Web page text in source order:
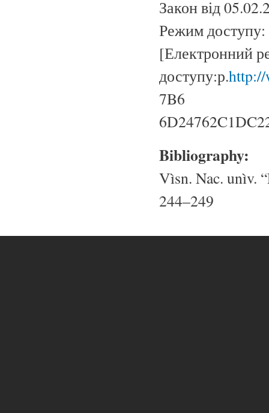
Закон від
Режим доступу:
[Електронний
доступу:р.http://
7B6
Bibliography:
Vìsn. Nac. unìv.
244–249